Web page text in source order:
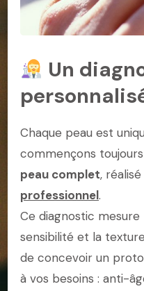
Un
Chaque peau est
commençons
peau complet,
professionnel.
Ce diagnostic mesure
sensibilité et la
de concevoir un
à vos besoins : anti-